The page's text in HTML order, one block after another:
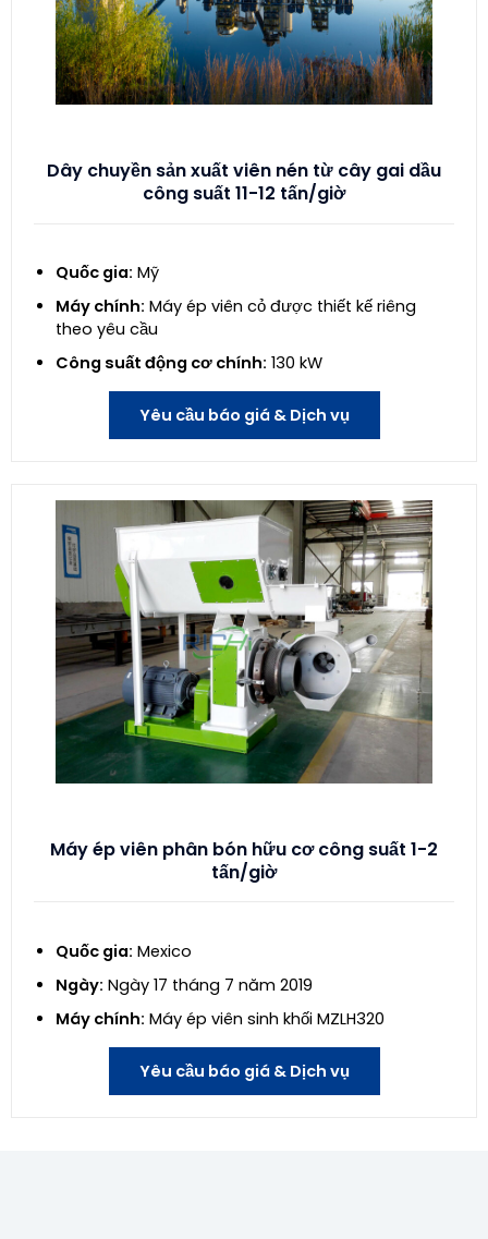
Dây chuyền sản xuất viên nén từ cây gai dầu
công suất 11-12 tấn/giờ
Quốc gia: Mỹ
Máy chính: Máy ép viên cỏ được thiết kế riêng
theo yêu cầu
Công suất động cơ chính: 130 kW
Yêu cầu báo giá & Dịch vụ
Máy ép viên phân bón hữu cơ công suất 1-2
tấn/giờ
Quốc gia: Mexico
Ngày: Ngày 17 tháng 7 năm 2019
Máy chính: Máy ép viên sinh khối MZLH320
Yêu cầu báo giá & Dịch vụ